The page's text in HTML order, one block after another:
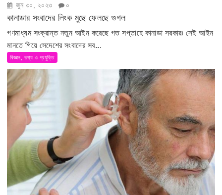
জুন ৩০, ২০২৩ ০
কানাডার সংবাদের লিংক মুছে ফেলছে গুগল
গণমাধ্যম সংক্রান্ত নতুন আইন করেছে গত সপ্তাহে কানাডা সরকার৷ সেই আইন
মানতে গিয়ে সেদেশের সংবাদের সব...
বিজ্ঞান, তথ্য ও প্রযুক্তি